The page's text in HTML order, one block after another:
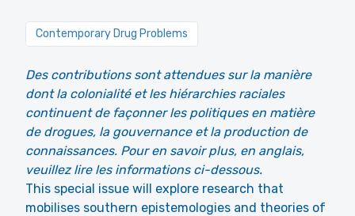
Contemporary Drug Problems
Des contributions sont attendues sur la manière
dont la colonialité et les hiérarchies raciales
continuent de façonner les politiques en matière
de drogues, la gouvernance et la production de
connaissances. Pour en savoir plus, en anglais,
veuillez lire les informations ci-dessous.
This special issue will explore research that
mobilises southern epistemologies and theories of